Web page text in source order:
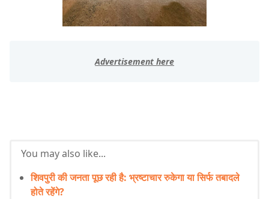
You may also like...
शिवपुरी की जनता पूछ रही है: भ्रष्टाचार रुकेगा या सिर्फ तबादले
होते रहेंगे?